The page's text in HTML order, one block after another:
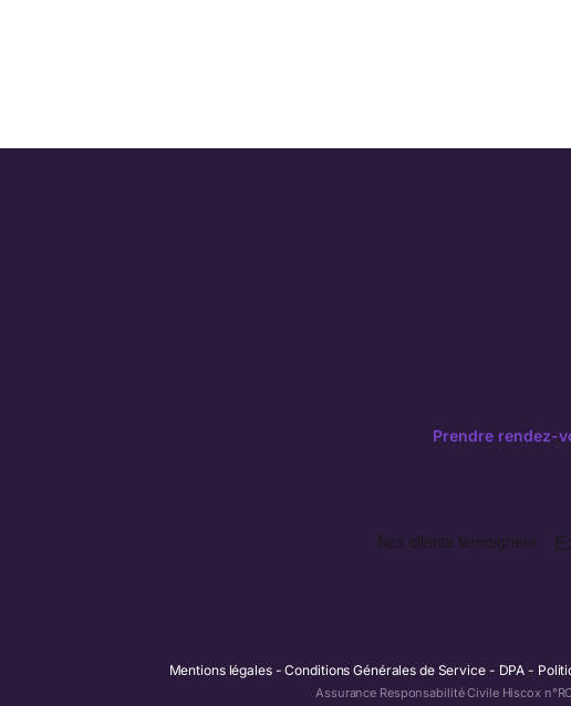
Prendre rendez-
Mentions légales Conditions Générales de Service DPA
Assurance Responsabilité Civile Hiscox